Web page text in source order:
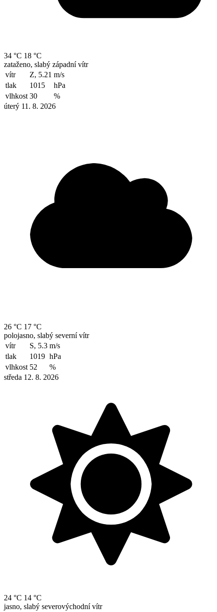
34 °C 18 °C
zataženo, slabý západní vítr
vítr
Z, 5.21 m/s
tlak
1015
hPa
vlhkost 30
%
úterý 11. 8. 2026
26 °C 17 °C
polojasno, slabý severní vítr
vítr
S, 5.3 m/s
tlak
1019 hPa
vlhkost 52
%
středa 12. 8. 2026
24 °C 14 °C
jasno, slabý severovýchodní vítr